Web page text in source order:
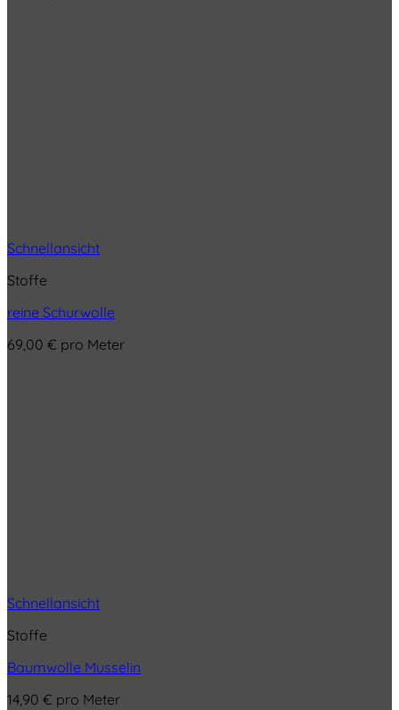
Schnellansicht
Stoffe
reine Schurwolle
69,00 € pro Meter
Schnellansicht
Stoffe
Baumwolle Musselin
14,90 € pro Meter